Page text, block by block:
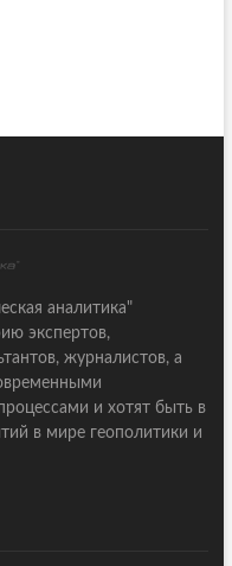
аналитика"
экспертов,
журналистов, а
и хотят быть в
в мире геополитики и